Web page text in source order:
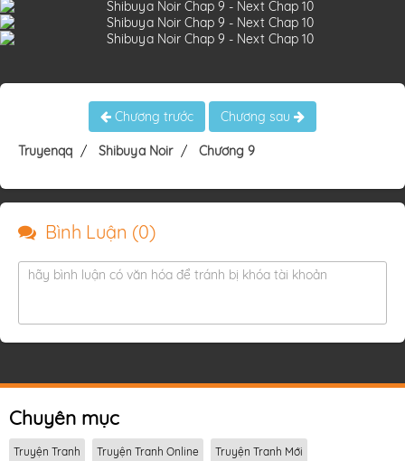
Chương trước Chương sau
Truyenqq Shibuya Noir Chương 9
Bình Luận (0)
hãy bình luận có văn hóa để tránh bị khóa tài khoản
Chuyên mục
Truyện Tranh Truyện Tranh Online Truyện Tranh Mới